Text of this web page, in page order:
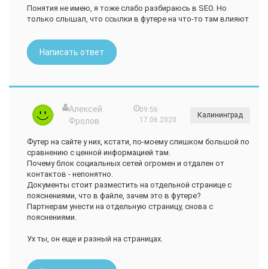
Понятия не имею, я тоже слабо разбираюсь в SEO. Но
только слышал, что ссылки в футере на что-то там влияют
Написать ответ
Алексей
Фролов
09:56
17.06.2020
Калининград
Футер на сайте у них, кстати, по-моему слишком большой по
сравнению с ценной информацией там.
Почему блок социальных сетей огромен и отдален от
контактов - непонятно.
Документы стоит разместить на отдельной странице с
пояснениями, что в файле, зачем это в футере?
Партнерам унести на отдельную страницу, снова с
пояснениями.
Ух ты, он еще и разный на страницах.